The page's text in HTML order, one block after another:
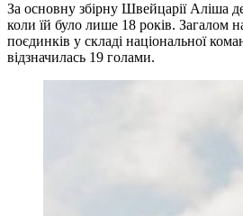
За основну збірну Швейцарії Аліша
коли їй було лише 18 років. Загалом
поєдинків у складі національної
відзначилась 19 голами.